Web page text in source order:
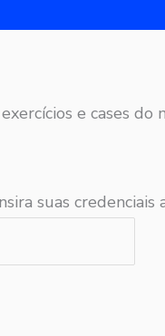
e cases do
suas credenciais